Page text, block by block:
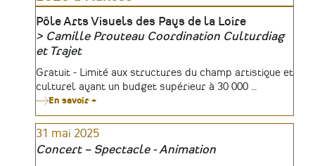
Lieu
Pôle Arts Visuels des Pays de la Loire
Organisateur
Camille Prouteau Coordination Culturdiag
et Trajet
Tarifs
Gratuit - Limité aux structures du champ artistique et
culturel ayant un budget supérieur à 30 000 …
En savoir +
#10
:
27
mai
31 mai 2025
Concert – Spectacle - Animation